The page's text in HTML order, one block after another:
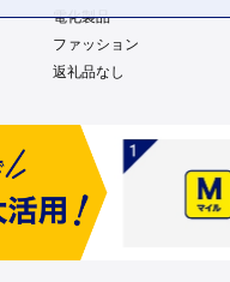
電化製品
ファッション
返礼品なし